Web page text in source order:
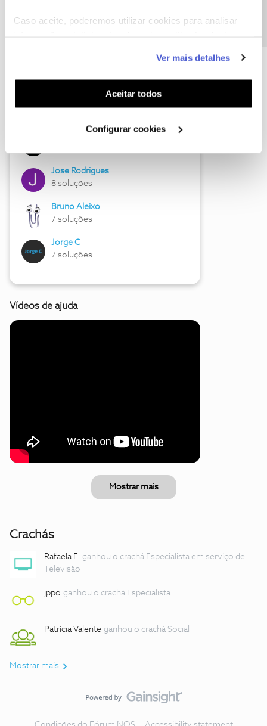
Caso aceite, poderemos utilizar cookies para analisar
funcionalidades (cookies de personalização e
funcionalidade) e adaptar anúncios aos seus interesses
(cookies de publicidade personalizada). Pode gerir a
utilização dos cookies clicando em "Configurar
Ver mais detalhes
Aceitar todos
Configurar cookies
Hall of Fame de junho
Jose Rodrigues
8 soluções
Bruno Aleixo
7 soluções
Jorge C
7 soluções
Vídeos de ajuda
Mostrar mais
Crachás
Rafaela F. ganhou o crachá Especialista em serviço de
Televisão
jppo ganhou o crachá Especialista
Patrícia Valente ganhou o crachá Social
Mostrar mais